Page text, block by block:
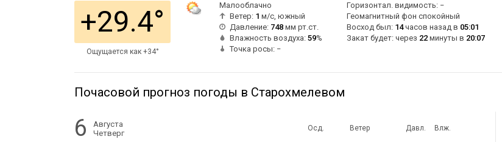
+29.4°
Ощущается как +34°
Малооблачно
Ветер: 1 м/с, южный
Давление: 748 мм рт.ст.
Влажность воздуха: 59%
Точка росы: −
Горизонтал. видимость: −
Геомагнитный фон спокойный
Восход был: 14часов назад в 05:01
Закат будет: через 22 минуты в 20:07
Почасовой прогноз погоды в Старохмелевом
6
Августа
Четверг
Осд. Ветер Давл. Влж.